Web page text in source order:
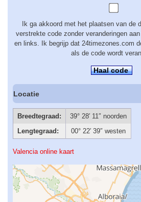
Ik ga akkoord met het plaatsen van de
verstrekte code zonder veranderingen
en links. Ik begrijp dat 24timezones.com
als de code wordt
Haal code
Locatie
Breedtegraad:
39° 28′ 11″ noorden
Lengtegraad:
00° 22′ 39″ westen
Valencia online kaart